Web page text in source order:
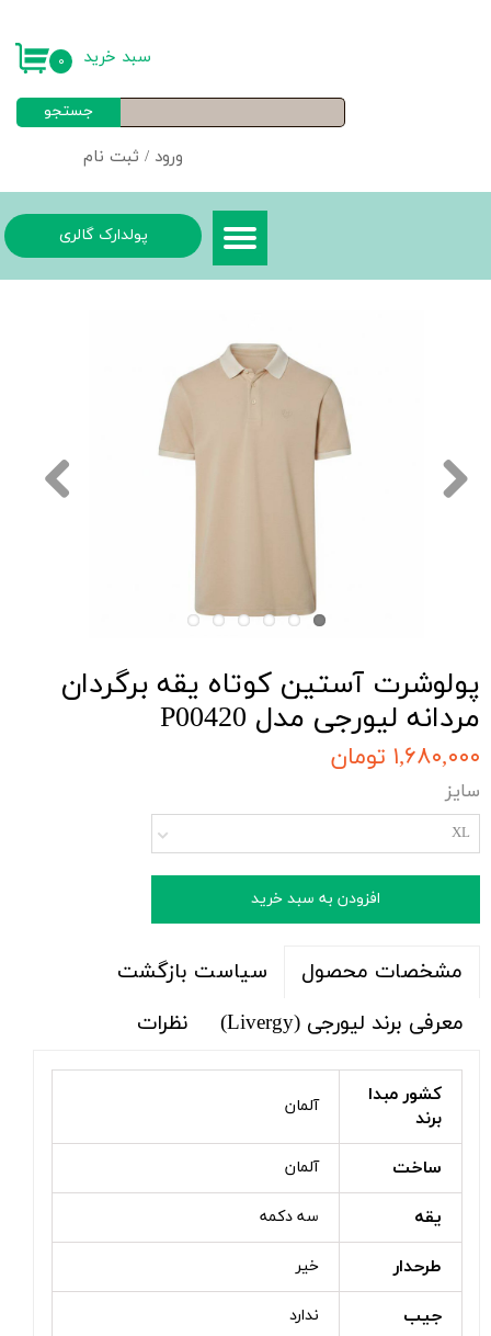
ورود / ثبت نام
خروج از حساب کاربری
جستجو
۰ سبد خرید
پولدارک گالری
پولوشرت آستین کوتاه یقه برگردان
مردانه لیورجی مدل P00420
۱,۶۸۰,۰۰۰ تومان
سایز
XL
افزودن به سبد خرید
مشخصات محصول
سیاست بازگشت
معرفی برند لیورجی (Livergy)
نظرات
کشور مبدا
برند
آلمان
ساخت آلمان
یقه سه دکمه
طرحدار خیر
جیب ندارد